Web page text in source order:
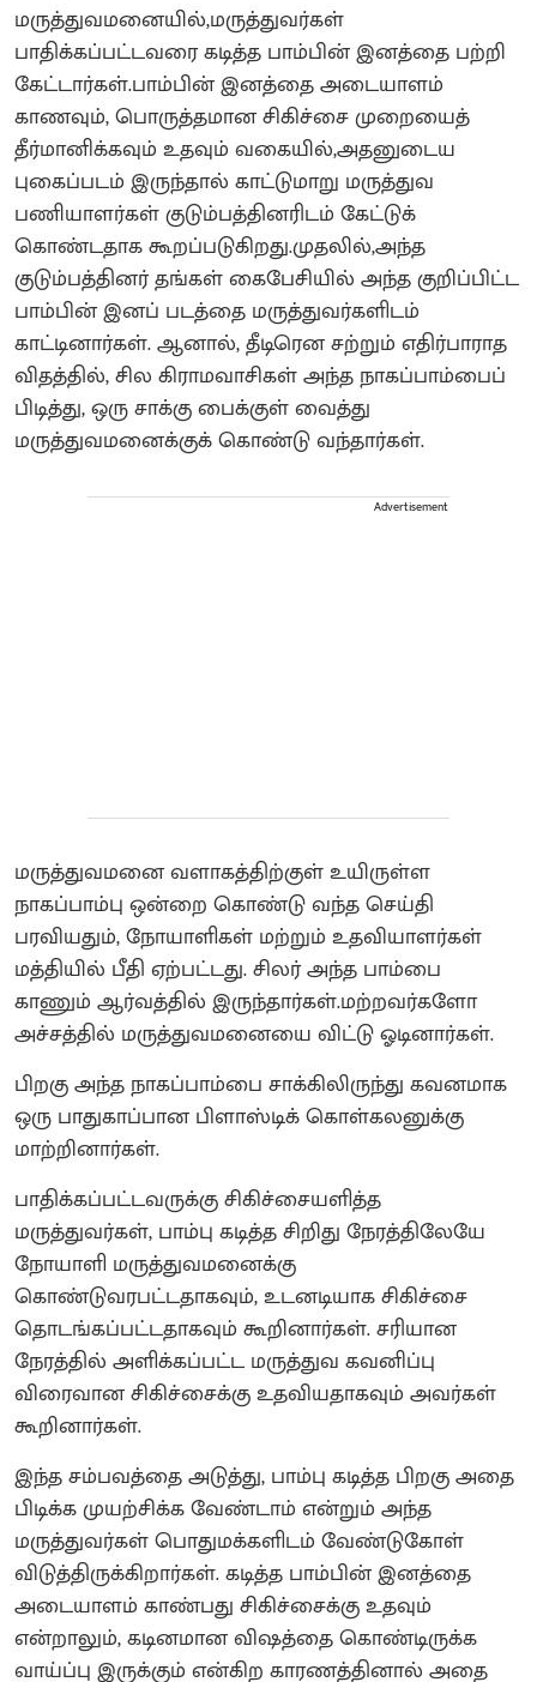
மருத்துவமனையில்,மருத்துவர்கள்
பாதிக்கப்பட்டவரை கடித்த பாம்பின் இனத்தை பற்றி
கேட்டார்கள்.பாம்பின் இனத்தை அடையாளம்
காணவும், பொருத்தமான சிகிச்சை முறையைத்
தீர்மானிக்கவும் உதவும் வகையில்,அதனுடைய
புகைப்படம் இருந்தால் காட்டுமாறு மருத்துவ
பணியாளர்கள் குடும்பத்தினரிடம் கேட்டுக்
கொண்டதாக கூறப்படுகிறது.முதலில்,அந்த
குடும்பத்தினர் தங்கள் கைபேசியில் அந்த குறிப்பிட்ட
பாம்பின் இனப் படத்தை மருத்துவர்களிடம்
காட்டினார்கள். ஆனால், தீடிரென சற்றும் எதிர்பாராத
விதத்தில், சில கிராமவாசிகள் அந்த நாகப்பாம்பைப்
பிடித்து, ஒரு சாக்கு பைக்குள் வைத்து
மருத்துவமனைக்குக் கொண்டு வந்தார்கள்.
Advertisement
மருத்துவமனை வளாகத்திற்குள் உயிருள்ள
நாகப்பாம்பு ஒன்றை கொண்டு வந்த செய்தி
பரவியதும், நோயாளிகள் மற்றும் உதவியாளர்கள்
மத்தியில் பீதி ஏற்பட்டது. சிலர் அந்த பாம்பை
காணும் ஆர்வத்தில் இருந்தார்கள்.மற்றவர்களோ
அச்சத்தில் மருத்துவமனையை விட்டு ஓடினார்கள்.
பிறகு அந்த நாகப்பாம்பை சாக்கிலிருந்து கவனமாக
ஒரு பாதுகாப்பான பிளாஸ்டிக் கொள்கலனுக்கு
மாற்றினார்கள்.
பாதிக்கப்பட்டவருக்கு சிகிச்சையளித்த
மருத்துவர்கள், பாம்பு கடித்த சிறிது நேரத்திலேயே
நோயாளி மருத்துவமனைக்கு
கொண்டுவரபட்டதாகவும், உடனடியாக சிகிச்சை
தொடங்கப்பட்டதாகவும் கூறினார்கள். சரியான
நேரத்தில் அளிக்கப்பட்ட மருத்துவ கவனிப்பு
விரைவான சிகிச்சைக்கு உதவியதாகவும் அவர்கள்
கூறினார்கள்.
இந்த சம்பவத்தை அடுத்து, பாம்பு கடித்த பிறகு அதை
பிடிக்க முயற்சிக்க வேண்டாம் என்றும் அந்த
மருத்துவர்கள் பொதுமக்களிடம் வேண்டுகோள்
விடுத்திருக்கிறார்கள். கடித்த பாம்பின் இனத்தை
அடையாளம் காண்பது சிகிச்சைக்கு உதவும்
என்றாலும், கடினமான விஷத்தை கொண்டிருக்க
வாய்ப்பு இருக்கும் என்கிற காரணத்தினால் அதை